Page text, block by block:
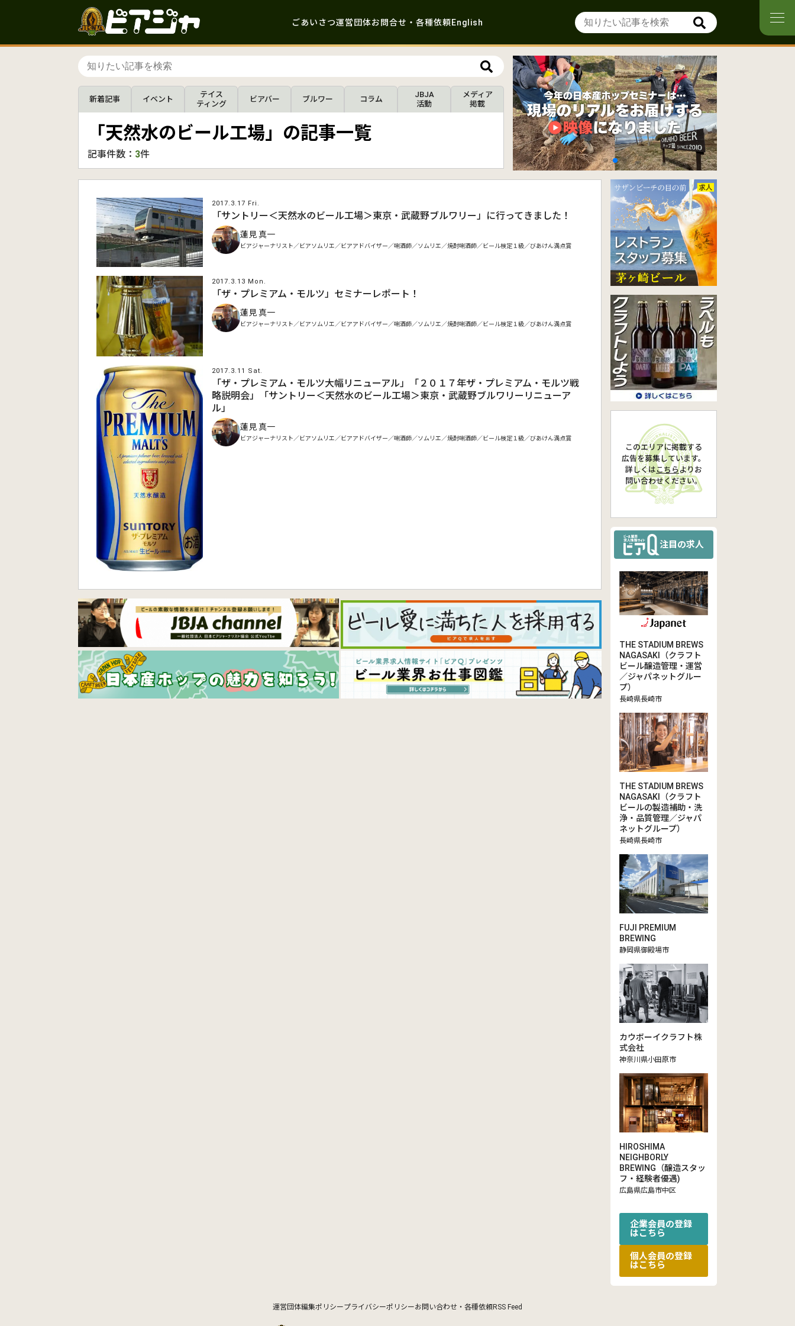
ごあいさつ運営団体お問合せ・各種依頼English
新着記事 イベント
テイス
ティング
ビアバー ブルワー コラム
JBJA
活動
メディア
掲載
「天然水のビール工場」の記事一覧
記事件数： 3件
2017.3.17 Fri.
「サントリー＜天然水のビール工場＞東京・武蔵野ブルワリー」に行ってきました！
蓮見 真一
ビアジャーナリスト／ビアソムリエ／ビアアドバイザー／唎酒師／ソムリエ／焼酎唎酒師／ビール検定１級／びあけん満点賞
2017.3.13 Mon.
「ザ・プレミアム・モルツ」セミナーレポート！
蓮見 真一
ビアジャーナリスト／ビアソムリエ／ビアアドバイザー／唎酒師／ソムリエ／焼酎唎酒師／ビール検定１級／びあけん満点賞
2017.3.11 Sat.
「ザ・プレミアム・モルツ大幅リニューアル」「２０１７年ザ・プレミアム・モルツ戦
略説明会」「サントリー＜天然水のビール工場＞東京・武蔵野ブルワリーリニューア
ル」
蓮見 真一
ビアジャーナリスト／ビアソムリエ／ビアアドバイザー／唎酒師／ソムリエ／焼酎唎酒師／ビール検定１級／びあけん満点賞
このエリアに掲載する
広告を募集しています。
詳しくは こちらより お
問い合わせください。
注目の求人
THE STADIUM BREWS
NAGASAKI（クラフト
ビール醸造管理・運営
／ジャパネットグルー
プ）
長崎県長崎市
THE STADIUM BREWS
NAGASAKI（クラフト
ビールの製造補助・洗
浄・品質管理／ジャパ
ネットグループ）
長崎県長崎市
FUJI PREMIUM
BREWING
静岡県御殿場市
カウボーイクラフト株
式会社
神奈川県小田原市
HIROSHIMA
NEIGHBORLY
BREWING（醸造スタッ
フ・経験者優遇)
広島県広島市中区
企業会員の登録
はこちら
個人会員の登録
はこちら
運営団体編集ポリシープライバシーポリシーお問い合わせ・各種依頼RSS Feed